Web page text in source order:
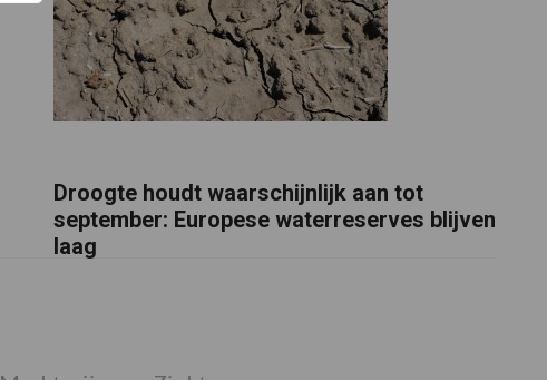
Droogte houdt waarschijnlijk aan tot
september: Europese waterreserves blijven
laag